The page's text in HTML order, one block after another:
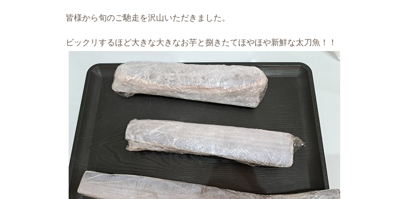
皆様から旬のご馳走を沢山いただきました。
ビックリするほど大きな大きなお芋と捌きたてほやほや新鮮な太刀魚！！